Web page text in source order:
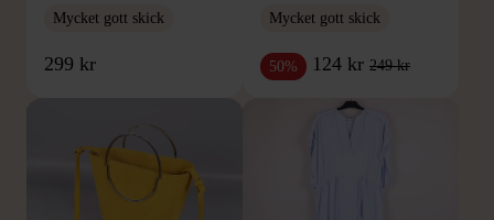
Mycket gott skick
299 kr
Mycket gott skick
50% 124 kr 249 kr